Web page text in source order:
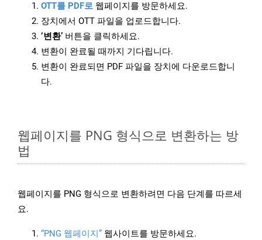
OTT를 PDF로 웹페이지를 방문하세요.
장치에서 OTT 파일을 업로드합니다.
‘변환’ 버튼을 클릭하세요.
변환이 완료될 때까지 기다립니다.
변환이 완료되면 PDF 파일을 장치에 다운로드합니
다.
웹페이지를 PNG 형식으로 변환하는 방
법
웹페이지를 PNG 형식으로 변환하려면 다음 단계를 따르세
요.
“PNG 웹페이지” 웹사이트를 방문하세요.